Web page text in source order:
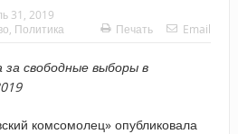
31, 2019
Политика Печать Email
свободные выборы в
комсомолец» опубликовала